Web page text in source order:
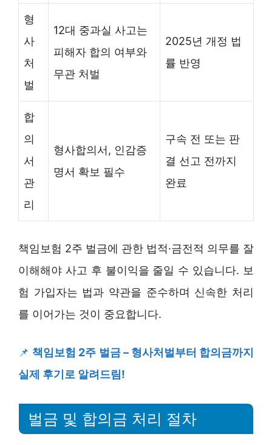
형
사
처
벌
12대 중과실 사고는
피해자 합의 여부와
무관 처벌
2025년 개정 법
률 반영
합
의
서
관
리
형사합의서, 인감증
명서 확보 필수
구속 전 또는 판
결 선고 전까지
완료
책임보험 2주 벌금에 관한 법적·금전적 의무를 잘
이해해야 사고 후 불이익을 줄일 수 있습니다. 보
험 가입자는 법과 약관을 준수하며 신속한 처리
를 이어가는 것이 중요합니다.
📌책임보험 2주 벌금 – 형사처벌부터 합의금까지
실제 후기로 알려드림!
벌금 및 합의금 처리 절차